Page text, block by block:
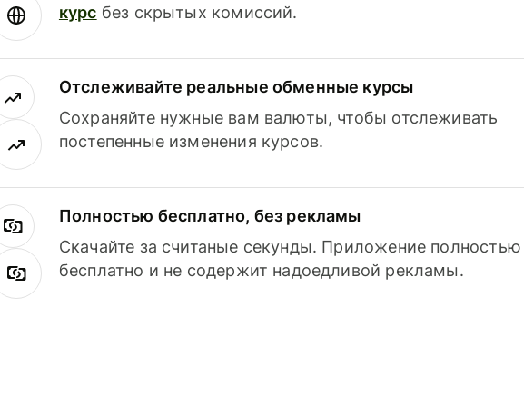
курс без скрытых комиссий.
Отслеживайте реальные обменные курсы
Сохраняйте нужные вам валюты, чтобы отслеживать
постепенные изменения курсов.
Полностью бесплатно, без рекламы
Скачайте за считаные секунды. Приложение полностью
бесплатно и не содержит надоедливой рекламы.